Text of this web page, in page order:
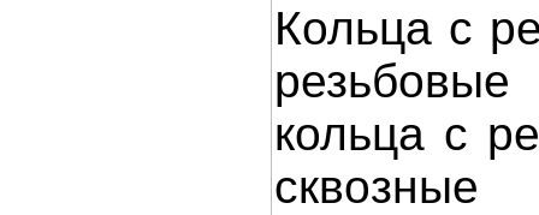
Кольца с
кольца с